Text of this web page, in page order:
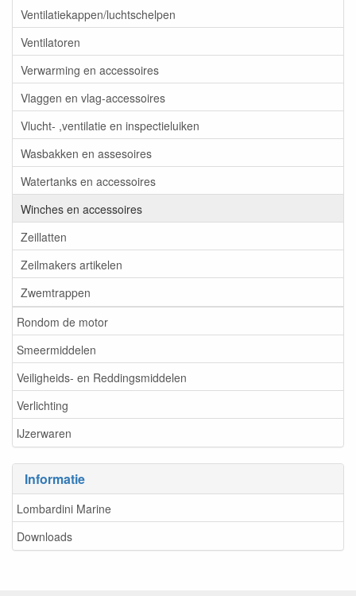
Ventilatiekappen/luchtschelpen
Ventilatoren
Verwarming en accessoires
Vlaggen en vlag-accessoires
Vlucht- ,ventilatie en inspectieluiken
Wasbakken en assesoires
Watertanks en accessoires
Winches en accessoires
Zeillatten
Zeilmakers artikelen
Zwemtrappen
Rondom de motor
Smeermiddelen
Veiligheids- en Reddingsmiddelen
Verlichting
IJzerwaren
Informatie
Lombardini Marine
Downloads